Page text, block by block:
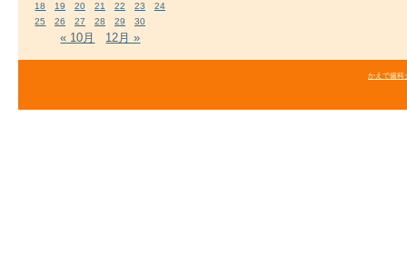
18
19 20 21 22 23
24
25
26 27 28 29 30
« 10月 12月 »
かえで歯科